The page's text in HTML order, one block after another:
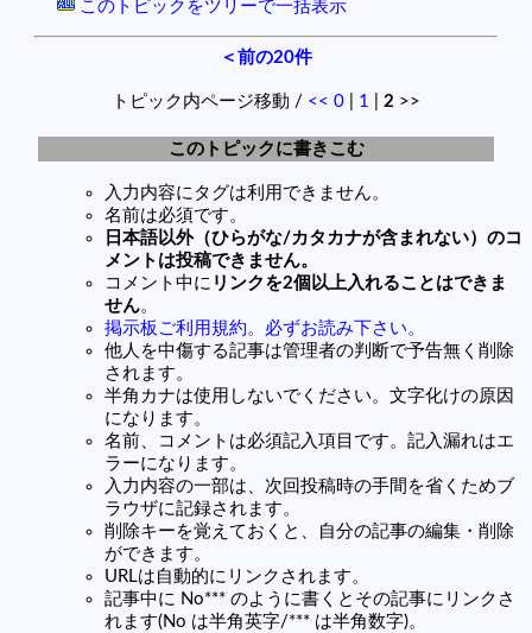
このトピックをツリーで一括表示
＜前の20件
トピック内ページ移動 / << 0 1 2 >>
このトピックに書きこむ
入力内容にタグは利用できません。
名前は必須です。
日本語以外（ひらがな/カタカナが含まれない）のコ
メントは投稿できません。
コメント中に リンクを2個以上入れることはできま
せん。
掲示板ご利用規約。必ずお読み下さい。
他人を中傷する記事は管理者の判断で予告無く削除
されます。
半角カナは使用しないでください。文字化けの原因
になります。
名前、コメントは必須記入項目です。記入漏れはエ
ラーになります。
入力内容の一部は、次回投稿時の手間を省くためブ
ラウザに記録されます。
削除キーを覚えておくと、自分の記事の編集・削除
ができます。
URLは自動的にリンクされます。
記事中に No*** のように書くとその記事にリンクさ
れます(No は半角英字/*** は半角数字)。